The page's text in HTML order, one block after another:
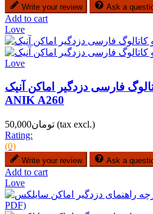
Write your review Ask a
Add to cart
Love
Love
فارسی دزدگیر اماکن آنیک
ANIK A260
تومان50,000 (tax excl.)
Rating:
(0)
Write your review Ask a
Add to cart
Love